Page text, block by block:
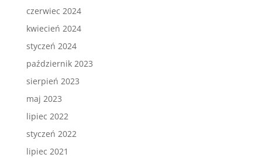
czerwiec 2024
kwiecień 2024
styczeń 2024
październik 2023
sierpień 2023
maj 2023
lipiec 2022
styczeń 2022
lipiec 2021